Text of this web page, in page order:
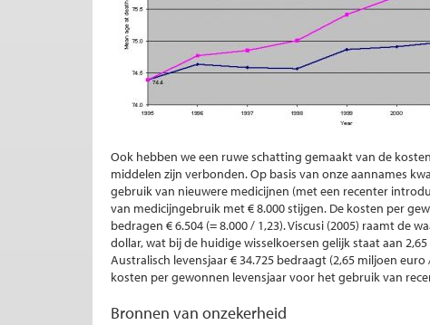
Ook hebben we een ruwe schatting gemaakt van de
middelen zijn verbonden. Op basis van onze aannames
gebruik van nieuwere medicijnen (met een recenter
van medicijngebruik met € 8.000 stijgen. De kosten per
bedragen € 6.504 (= 8.000 / 1,23). Viscusi (2005) raamt de
dollar, wat bij de huidige wisselkoersen gelijk staat aan
Australisch levensjaar € 34.725 bedraagt (2,65 miljoen
kosten per gewonnen levensjaar voor het gebruik van
Bronnen van onzekerheid